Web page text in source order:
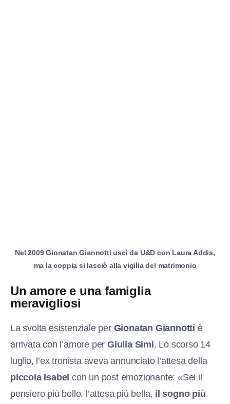
Nel 2009 Gionatan Giannotti uscì da U&D con Laura Addis,
ma la coppia si lasciò alla vigilia del matrimonio
Un amore e una famiglia
meravigliosi
La svolta esistenziale per Gionatan Giannotti è
arrivata con l’amore perGiulia Simi. Lo scorso 14
luglio, l’ex tronista aveva annunciato l’attesa della
piccola Isabel con un post emozionante: «Sei il
pensiero più bello, l’attesa più bella, il sogno più